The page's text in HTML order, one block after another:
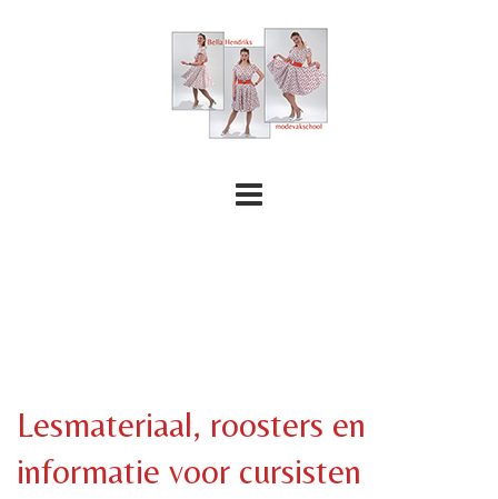
Lesmateriaal, roosters en
informatie voor cursisten